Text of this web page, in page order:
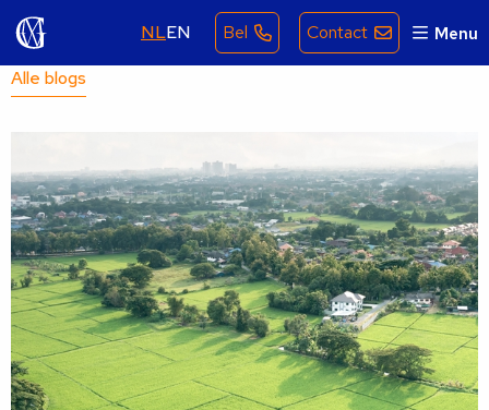
NLEN Bel Contact Menu
Alle blogs